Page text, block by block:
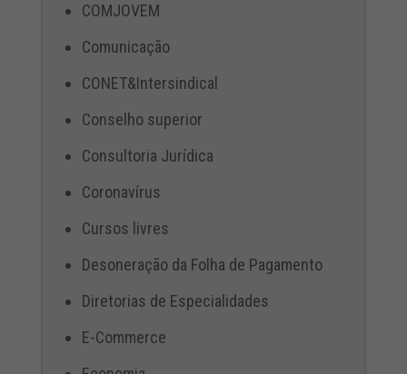
COMJOVEM
Comunicação
CONET&Intersindical
Conselho superior
Consultoria Jurídica
Coronavírus
Cursos livres
Desoneração da Folha de Pagamento
Diretorias de Especialidades
E-Commerce